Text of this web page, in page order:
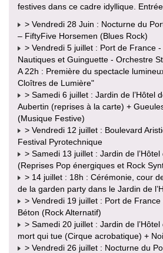
festives dans ce cadre idyllique.
> Vendredi 28 Juin : Nocturne du
– FiftyFive Horsemen (Blues Rock)
> Vendredi 5 juillet : Port de France
Nautiques et Guinguette - Orchestre
A 22h : Première du spectacle
Cloîtres de Lumière"
> Samedi 6 juillet : Jardin de l’Hôtel
Aubertin (reprises à la carte) +
(Musique Festive)
> Vendredi 12 juillet : Boulevard
Festival Pyrotechnique
> Samedi 13 juillet : Jardin de
(Reprises Pop énergiques et Rock
> 14 juillet : 18h : Cérémonie, cour
de la garden party dans le Jardin de
> Vendredi 19 juillet : Port de
Béton (Rock Alternatif)
> Samedi 20 juillet : Jardin de
mort qui tue (Cirque acrobatique) +
> Vendredi 26 juillet : Nocturne du